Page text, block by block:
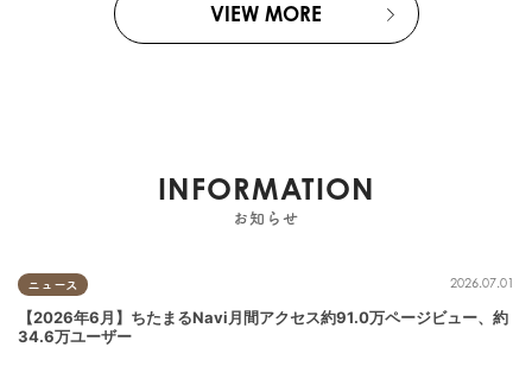
VIEW MORE
INFORMATION
お知らせ
ニュース 2026.07.01
【2026年6月】ちたまるNavi月間アクセス約91.0万ページビュー、約
34.6万ユーザー